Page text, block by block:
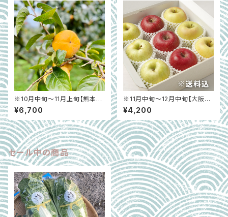
※10月中旬〜11月上旬【熊本県
宇土市】太秋柿「プレミアム太
秋 魁」（秀） 約3.5kg
¥6,700
※11月中旬～12月中旬【大阪中
央卸売市場から】＜正品＞旬の
りんご3種食べ比べ 約2.5㎏
¥4,200
セール中の商品